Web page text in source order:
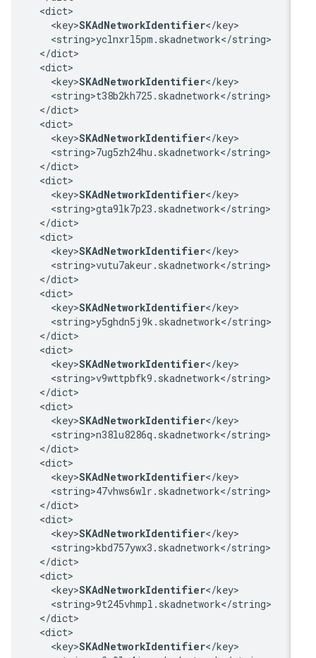
  <dict>
    <key>
SKAdNetworkIdentifier</key>
    <string>yclnxrl5pm.skadnetwork</string>
  </dict>
  <dict>
    <key>
SKAdNetworkIdentifier</key>
    <string>t38b2kh725.skadnetwork</string>
  </dict>
  <dict>
    <key>
SKAdNetworkIdentifier</key>
    <string>7ug5zh24hu.skadnetwork</string>
  </dict>
  <dict>
    <key>
SKAdNetworkIdentifier</key>
    <string>gta9lk7p23.skadnetwork</string>
  </dict>
  <dict>
    <key>
SKAdNetworkIdentifier</key>
    <string>vutu7akeur.skadnetwork</string>
  </dict>
  <dict>
    <key>
SKAdNetworkIdentifier</key>
    <string>y5ghdn5j9k.skadnetwork</string>
  </dict>
  <dict>
    <key>
SKAdNetworkIdentifier</key>
    <string>v9wttpbfk9.skadnetwork</string>
  </dict>
  <dict>
    <key>
SKAdNetworkIdentifier</key>
    <string>n38lu8286q.skadnetwork</string>
  </dict>
  <dict>
    <key>
SKAdNetworkIdentifier</key>
    <string>47vhws6wlr.skadnetwork</string>
  </dict>
  <dict>
    <key>
SKAdNetworkIdentifier</key>
    <string>kbd757ywx3.skadnetwork</string>
  </dict>
  <dict>
    <key>
SKAdNetworkIdentifier</key>
    <string>9t245vhmpl.skadnetwork</string>
  </dict>
  <dict>
    <key>
SKAdNetworkIdentifier</key>